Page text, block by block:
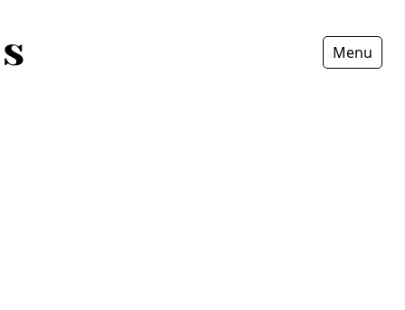
Menu